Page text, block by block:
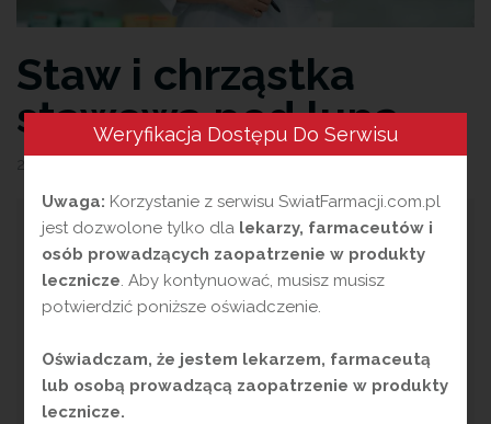
Staw i chrząstka
stawowa pod lupą
S taw articulatio
) jest ruchomych
połączeniem składników
szkieletu
Poszczególne stawy różnią się spełnianymi
budowę oraz charakterystyczną dla siebie
ruchomość. Największym problemem
mechanicznym jest tarcie, które wspomaga
Weryfikacja Dostępu Do Serwisu
Uwaga: Korzystanie z serwisu SwiatFarmacji.com.pl
jest dozwolone tylko dla lekarzy, farmaceutów i
osób prowadzących zaopatrzenie w produkty
lecznicze. Aby kontynuować, musisz musisz
potwierdzić poniższe oświadczenie.
Oświadczam, że jestem lekarzem, farmaceutą
lub osobą prowadzącą zaopatrzenie w produkty
lecznicze.